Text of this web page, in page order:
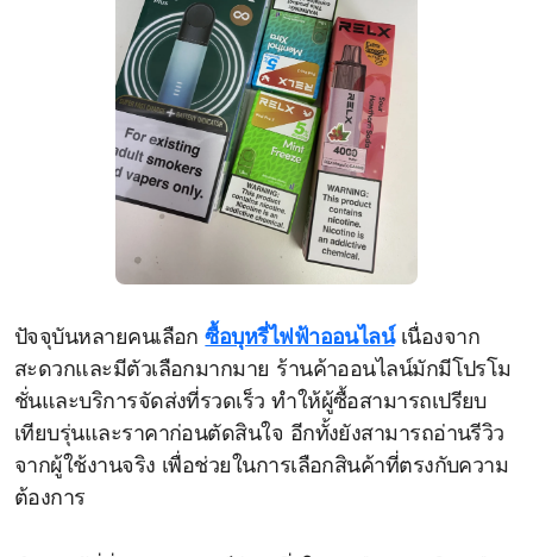
ปัจจุบันหลายคนเลือกซื้อบุหรี่ไฟฟ้าออนไลน์เนื่องจาก
สะดวกและมีตัวเลือกมากมาย ร้านค้าออนไลน์มักมีโปรโม
ชั่นและบริการจัดส่งที่รวดเร็ว ทำให้ผู้ซื้อสามารถเปรียบ
เทียบรุ่นและราคาก่อนตัดสินใจ อีกทั้งยังสามารถอ่านรีวิว
จากผู้ใช้งานจริง เพื่อช่วยในการเลือกสินค้าที่ตรงกับความ
ต้องการ